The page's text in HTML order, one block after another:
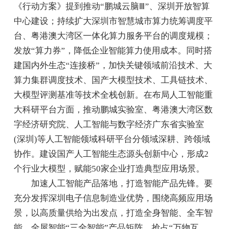
《行动方案》提到推动“鹏城云脑Ⅲ”、深圳开放智算
中心建设；持续扩大深圳市智慧城市算力统筹调度平
台、粤港澳大湾区一体化算力服务平台的调度规模；
发放“算力券”，降低企业智能算力使用成本。同时搭
建国内外生态“连接桥”，加快关键领域前沿技术、大
算力集群调度技术、国产大模型技术、工具链技术、
大模型评测基准等技术全栈创新。在布局人工智能重
大科研平台方面，推动鹏城实验室、粤港澳大湾区数
字经济研究院、人工智能与数字经济广东省实验室
(深圳)等人工智能领域科研平台分领域深耕、跨领域
协作。建设国产人工智能生态源头创新中心，形成2
个行业大模型，赋能50家企业打造典型应用场景。
加速人工智能产品落地，打造智能产品先锋。要
充分发挥深圳电子信息制造业优势，围绕高频应用场
景，以高质量供给为出发点，打造全身智能、全车智